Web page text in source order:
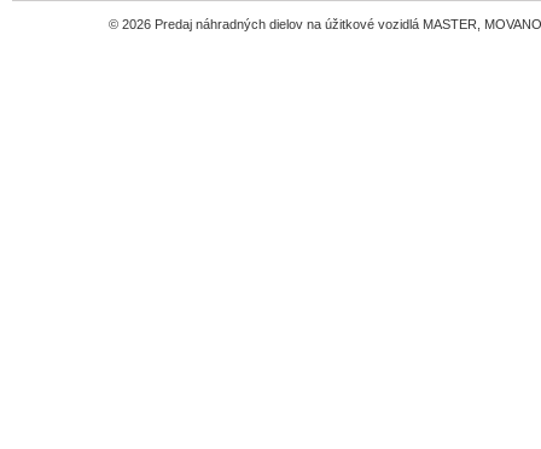
© 2026 Predaj náhradných dielov na úžitkové vozidlá MASTER,